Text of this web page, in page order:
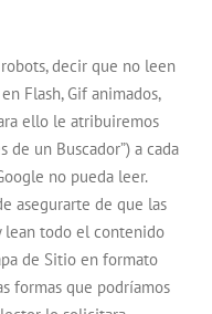
decir que no leen
Flash, Gif animados,
ello le atribuiremos
de un Buscador”) a cada
no pueda leer.
asegurarte de que las
lean todo el contenido
de Sitio en formato
formas que podríamos